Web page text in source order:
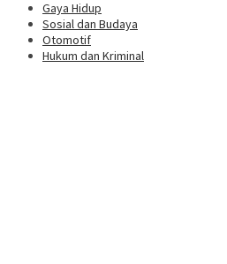
Gaya Hidup
Sosial dan Budaya
Otomotif
Hukum dan Kriminal